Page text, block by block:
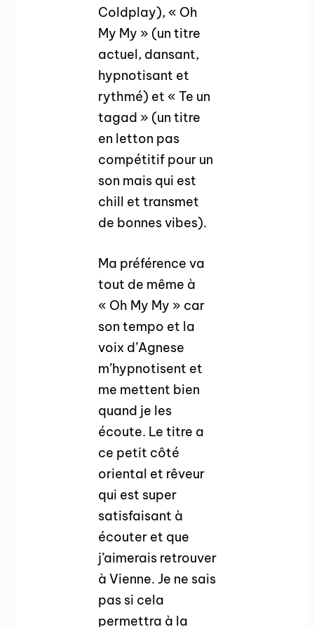
Coldplay), « Oh
My My » (un titre
actuel, dansant,
hypnotisant et
rythmé) et « Te un
tagad » (un titre
en letton pas
compétitif pour un
son mais qui est
chill et transmet
de bonnes vibes).
Ma préférence va
tout de même à
« Oh My My » car
son tempo et la
voix d’Agnese
m’hypnotisent et
me mettent bien
quand je les
écoute. Le titre a
ce petit côté
oriental et rêveur
qui est super
satisfaisant à
écouter et que
j’aimerais retrouver
à Vienne. Je ne sais
pas si cela
permettra à la